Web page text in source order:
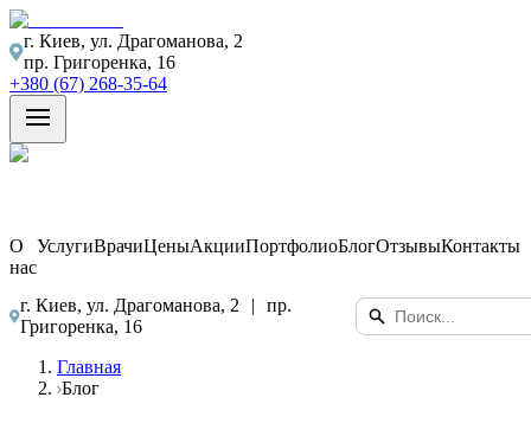
г. Киев, ул. Драгоманова, 2
пр. Григоренка, 16
+380 (67) 268-35-64
О
нас
УслугиВрачиЦеныАкцииПортфолиоБлогОтзывыКонтакты
г. Киев, ул. Драгоманова, 2 |
пр.
Григоренка, 16
Главная
Блог